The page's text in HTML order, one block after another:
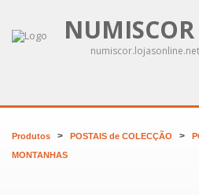
NUMISCOR
numiscor.lojasonline.net
Produtos > POSTAIS de COLECÇÃO >
MONTANHAS